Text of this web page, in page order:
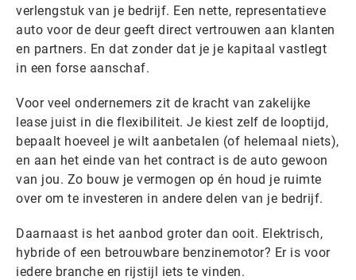
verlengstuk van je bedrijf. Een nette, representatieve
auto voor de deur geeft direct vertrouwen aan klanten
en partners. En dat zonder dat je je kapitaal vastlegt
in een forse aanschaf.
Voor veel ondernemers zit de kracht van zakelijke
lease juist in die flexibiliteit. Je kiest zelf de looptijd,
bepaalt hoeveel je wilt aanbetalen (of helemaal niets),
en aan het einde van het contract is de auto gewoon
van jou. Zo bouw je vermogen op én houd je ruimte
over om te investeren in andere delen van je bedrijf.
Daarnaast is het aanbod groter dan ooit. Elektrisch,
hybride of een betrouwbare benzinemotor? Er is voor
iedere branche en rijstijl iets te vinden.